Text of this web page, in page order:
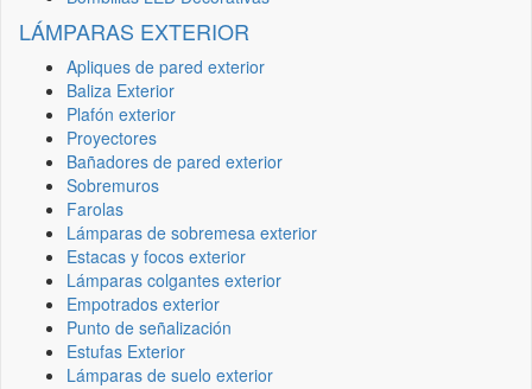
LÁMPARAS EXTERIOR
Apliques de pared exterior
Baliza Exterior
Plafón exterior
Proyectores
Bañadores de pared exterior
Sobremuros
Farolas
Lámparas de sobremesa exterior
Estacas y focos exterior
Lámparas colgantes exterior
Empotrados exterior
Punto de señalización
Estufas Exterior
Lámparas de suelo exterior